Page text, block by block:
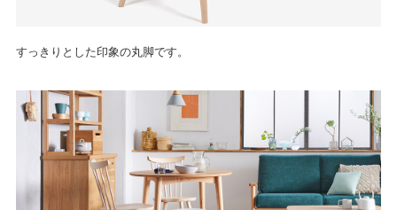
すっきりとした印象の丸脚です。